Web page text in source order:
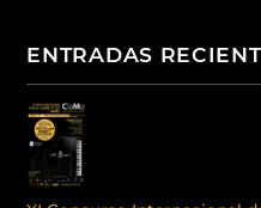
ENTRADAS